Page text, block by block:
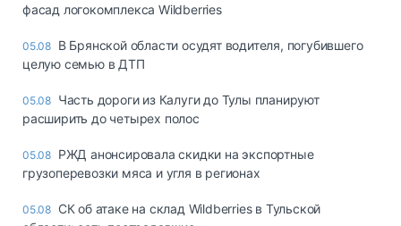
фасад логокомплекса Wildberries
05.08 В Брянской области осудят водителя, погубившего
целую семью в ДТП
05.08 Часть дороги из Калуги до Тулы планируют
расширить до четырех полос
05.08 РЖД анонсировала скидки на экспортные
грузоперевозки мяса и угля в регионах
05.08 СК об атаке на склад Wildberries в Тульской